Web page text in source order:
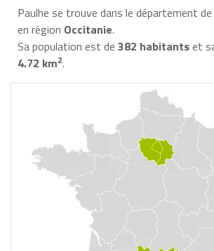
Paulhe se trouve dans le département de
en région Occitanie.
Sa population est de 382 habitantset
4.72 km2.